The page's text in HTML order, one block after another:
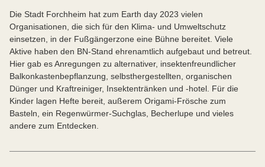
Die Stadt Forchheim hat zum Earth day 2023 vielen
Organisationen, die sich für den Klima- und Umweltschutz
einsetzen, in der Fußgängerzone eine Bühne bereitet. Viele
Aktive haben den BN-Stand ehrenamtlich aufgebaut und betreut.
Hier gab es Anregungen zu alternativer, insektenfreundlicher
Balkonkastenbepflanzung, selbsthergestellten, organischen
Dünger und Kraftreiniger, Insektentränken und -hotel. Für die
Kinder lagen Hefte bereit, außerem Origami-Frösche zum
Basteln, ein Regenwürmer-Suchglas, Becherlupe und vieles
andere zum Entdecken.